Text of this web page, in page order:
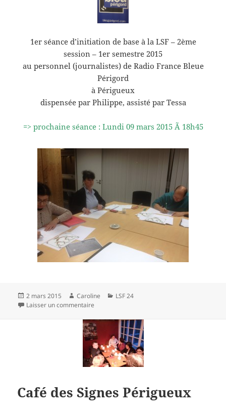
1er séance d’initiation de base à la LSF – 2ème
session – 1er semestre 2015
au personnel (journalistes) de Radio France Bleue
Périgord
à Périgueux
dispensée par Philippe, assisté par Tessa
=> prochaine séance : Lundi 09 mars 2015 Ã 18h45
Publié
le
2 mars 2015 Auteur
Caroline Catégories
LSF 24
Laisser un commentaire
Café des Signes Périgueux